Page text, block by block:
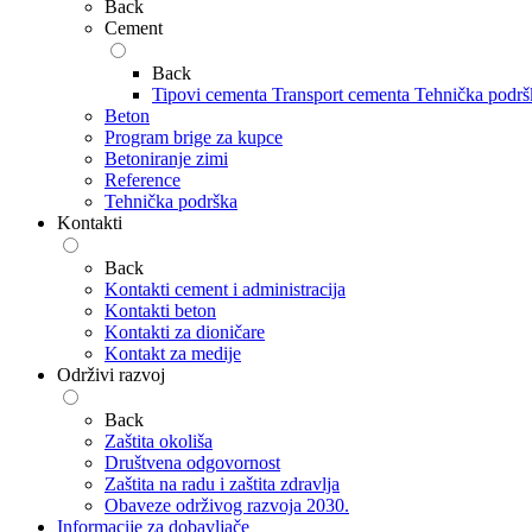
Back
Cement
Back
Tipovi cementa Transport cementa Tehnička
Beton
Program brige za kupce
Betoniranje zimi
Reference
Tehnička podrška
Kontakti
Back
Kontakti cement i administracija
Kontakti beton
Kontakti za dioničare
Kontakt za medije
Održivi razvoj
Back
Zaštita okoliša
Društvena odgovornost
Zaštita na radu i zaštita zdravlja
Obaveze održivog razvoja 2030.
Informacije za dobavljače